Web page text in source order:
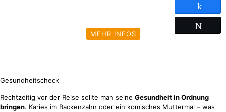
MEHR INFOS
Gesundheitscheck
Rechtzeitig vor der Reise sollte man seine Gesundheit in Ordnung
bringen. Karies im Backenzahn oder ein komisches Muttermal – was